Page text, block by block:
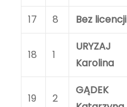
17
8 Bez licencji
18 1
URYZAJ
Karolina
19 2
GĄDEK